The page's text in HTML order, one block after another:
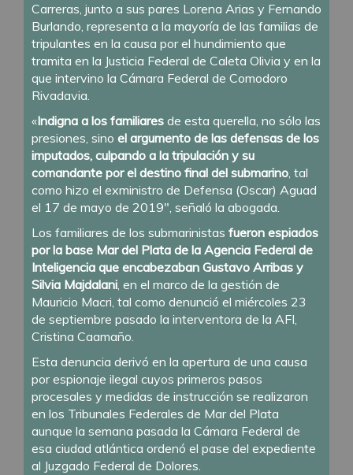
Carreras, junto a sus pares Lorena Arias y Fernando
Burlando, representa a la mayoría de las familias de
tripulantes en la causa por el hundimiento que
tramita en la Justicia Federal de Caleta Olivia y en la
que intervino la Cámara Federal de Comodoro
Rivadavia.
«Indigna a los familiares de esta querella, no sólo las
presiones, sino el argumento de las defensas de los
imputados, culpando a la tripulación y su
comandante por el destino final del submarino, tal
como hizo el exministro de Defensa (Oscar) Aguad
el 17 de mayo de 2019″, señaló la abogada.
Los familiares de los submarinistas fueron espiados
por la base Mar del Plata de la Agencia Federal de
Inteligencia que encabezaban Gustavo Arribas y
Silvia Majdalani, en el marco de la gestión de
Mauricio Macri, tal como denunció el miércoles 23
de septiembre pasado la interventora de la AFI,
Cristina Caamaño.
Esta denuncia derivó en la apertura de una causa
por espionaje ilegal cuyos primeros pasos
procesales y medidas de instrucción se realizaron
en los Tribunales Federales de Mar del Plata
aunque la semana pasada la Cámara Federal de
esa ciudad atlántica ordenó el pase del expediente
al Juzgado Federal de Dolores.